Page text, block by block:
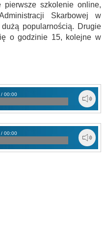
pierwsze szkolenie online,
Skarbowej w
popularnością. Drugie
o godzinie 15, kolejne w
/ 00:00
/ 00:00